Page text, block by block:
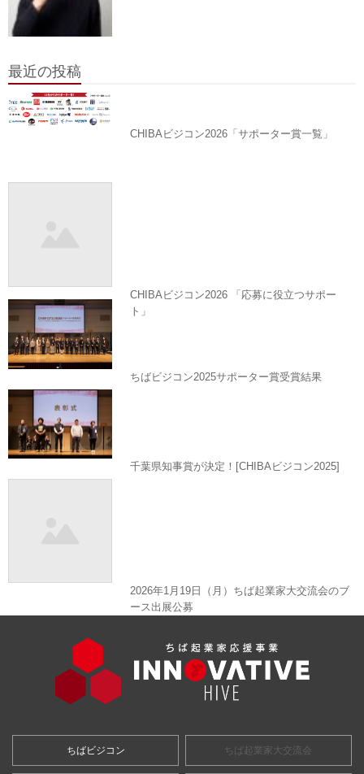
最近の投稿
CHIBAビジコン2026「サポーター賞一覧」
CHIBAビジコン2026 「応募に役立つサポー
ト」
ちばビジコン2025サポーター賞受賞結果
千葉県知事賞が決定！[CHIBAビジコン2025]
2026年1月19日（月）ちば起業家大交流会のブ
ース出展公募
ちばビジコン ちば起業家大交流会